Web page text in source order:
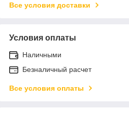
Все условия доставки
Условия оплаты
Наличными
Безналичный расчет
Все условия оплаты